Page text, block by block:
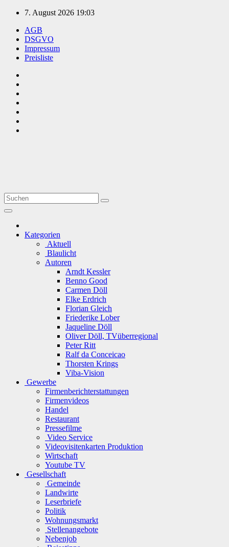
Zum
springen
7. August 2026 19:03
AGB
DSGVO
Impressum
Preisliste
Kategorien
Aktuell
Blaulicht
Autoren
Arndt Kessler
Benno Good
Carmen Döll
Elke Erdrich
Florian Gleich
Friederike Lober
Jaqueline Döll
Oliver Döll, TVüberregional
Peter Ritt
Ralf da Conceicao
Thorsten Krings
Viba-Vision
Gewerbe
Firmenberichterstattungen
Firmenvideos
Handel
Restaurant
Pressefilme
Video Service
Videovisitenkarten Produktion
Wirtschaft
Youtube TV
Gesellschaft
Gemeinde
Landwirte
Leserbriefe
Politik
Wohnungsmarkt
Stellenangebote
Nebenjob